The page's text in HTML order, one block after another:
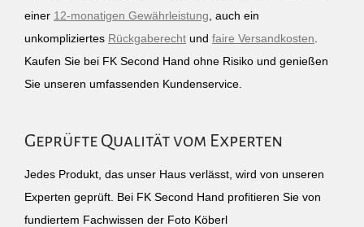
einer 12-monatigen Gewährleistung , auch ein
unkompliziertes Rückgaberecht und faire Versandkosten
Kaufen Sie bei FK Second Hand ohne Risiko und genießen
Sie unseren umfassenden Kundenservice.
Geprüfte Qualität vom Experten
Jedes Produkt, das unser Haus verlässt, wird von unseren
Experten geprüft. Bei FK Second Hand profitieren Sie von
fundiertem Fachwissen der Foto Köberl